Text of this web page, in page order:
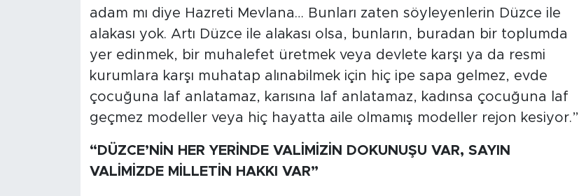
adam mı diye Hazreti Mevlana… Bunları zaten söyleyenlerin Düzce ile
alakası yok. Artı Düzce ile alakası olsa, bunların, buradan bir toplumda
yer edinmek, bir muhalefet üretmek veya devlete karşı ya da resmi
kurumlara karşı muhatap alınabilmek için hiç ipe sapa gelmez, evde
çocuğuna laf anlatamaz, karısına laf anlatamaz, kadınsa çocuğuna laf
geçmez modeller veya hiç hayatta aile olmamış modeller rejon kesiyor.”
“DÜZCE’NİN HER YERİNDE VALİMİZİN DOKUNUŞU VAR, SAYIN
VALİMİZDE MİLLETİN HAKKI VAR”